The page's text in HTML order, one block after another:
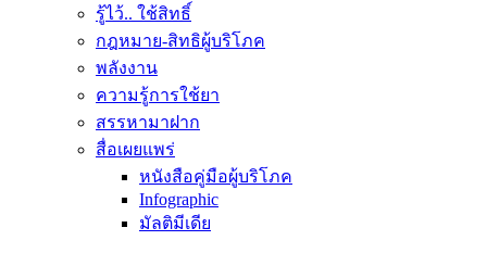
รู้ไว้.. ใช้สิทธิ์
กฎหมาย-สิทธิผู้บริโภค
พลังงาน
ความรู้การใช้ยา
สรรหามาฝาก
สื่อเผยแพร่
หนังสือคู่มือผู้บริโภค
Infographic
มัลติมีเดีย